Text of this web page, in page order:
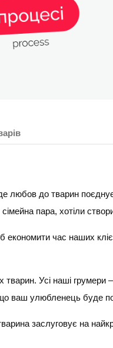
любов до тварин
пара, хотіли
економити час наших
Усі наші грумери —
ваш улюбленець буде
заслуговує на